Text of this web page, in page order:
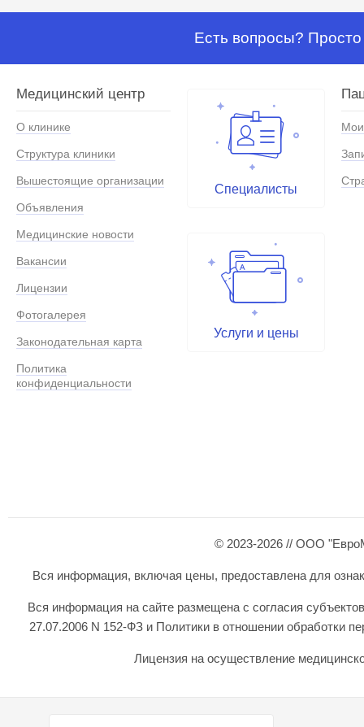
Есть вопросы?
Медицинский центр
О клинике
Структура клиники
Вышестоящие организации
Объявления
Медицинские новости
Вакансии
Лицензии
Фотогалерея
Законодательная карта
Политика
конфиденциальности
Специалисты
Услуги и цены
© 2023-2026 // ООО
Вся информация, включая цены, предоставлена для
Вся информация на сайте размещена с согласия
27.07.2006 N 152-ФЗ и Политики в отношении обработки
Лицензия на осуществление